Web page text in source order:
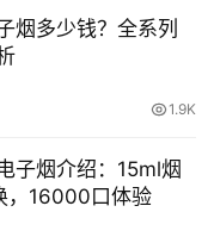
烟多少钱？全系列
1.9K
子烟介绍：15ml烟
，16000口体验